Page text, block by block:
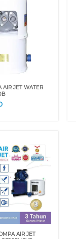
AIR JET WATER
AIR JET